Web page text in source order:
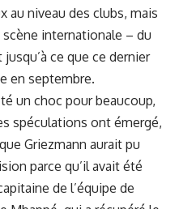
au niveau des clubs, mais
internationale – du
ce que ce dernier
en septembre.
un choc pour beaucoup,
spéculations ont émergé,
Griezmann aurait pu
parce qu’il avait été
de l’équipe de